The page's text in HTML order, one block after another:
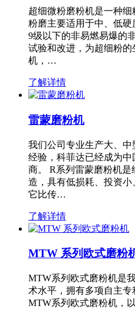
超细微粉磨粉机是一种
粉磨主要适用于中、低
9级以下的非易燃易爆的
试验和改进，为超细粉
机，…
了解详情
雷蒙磨粉机
我们公司专业生产大、
经验，科菲达已经成为
商。 R系列雷蒙磨粉机
造，具有低损耗、投资小
它比传…
了解详情
MTW 系列欧式磨粉
MTW系列欧式磨粉机是
术水平，拥有多项自主
MTW系列欧式磨粉机，